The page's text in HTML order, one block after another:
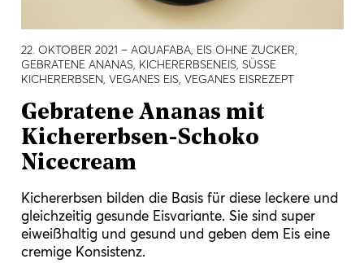
22. OKTOBER 2021 – AQUAFABA, EIS OHNE ZUCKER,
GEBRATENE ANANAS, KICHERERBSENEIS, SÜSSE K
ICHERERBSEN, VEGANES EIS, VEGANES EISREZEPT
Gebratene Ananas mit
Kichererbsen-Schoko
Nicecream
Kichererbsen bilden die Basis für diese leckere und
gleichzeitig gesunde Eisvariante. Sie sind super
eiweißhaltig und gesund und geben dem Eis eine
cremige Konsistenz.